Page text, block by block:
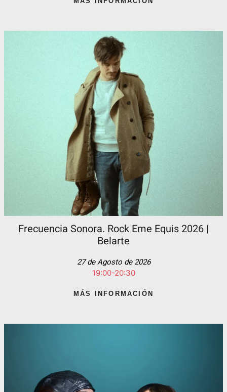
Frecuencia Sonora. Rock Eme Equis 2026 |
Belarte
27 de Agosto de 2026
19:00-20:30
MÁS INFORMACIÓN